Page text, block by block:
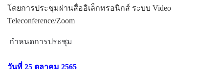
โดยการประชุมผ่านสื่ออิเล็กทรอนิกส์ ระบบ Video
Teleconference/Zoom
กำหนดการประชุม
วันที่ 25 ตุลาคม 2565